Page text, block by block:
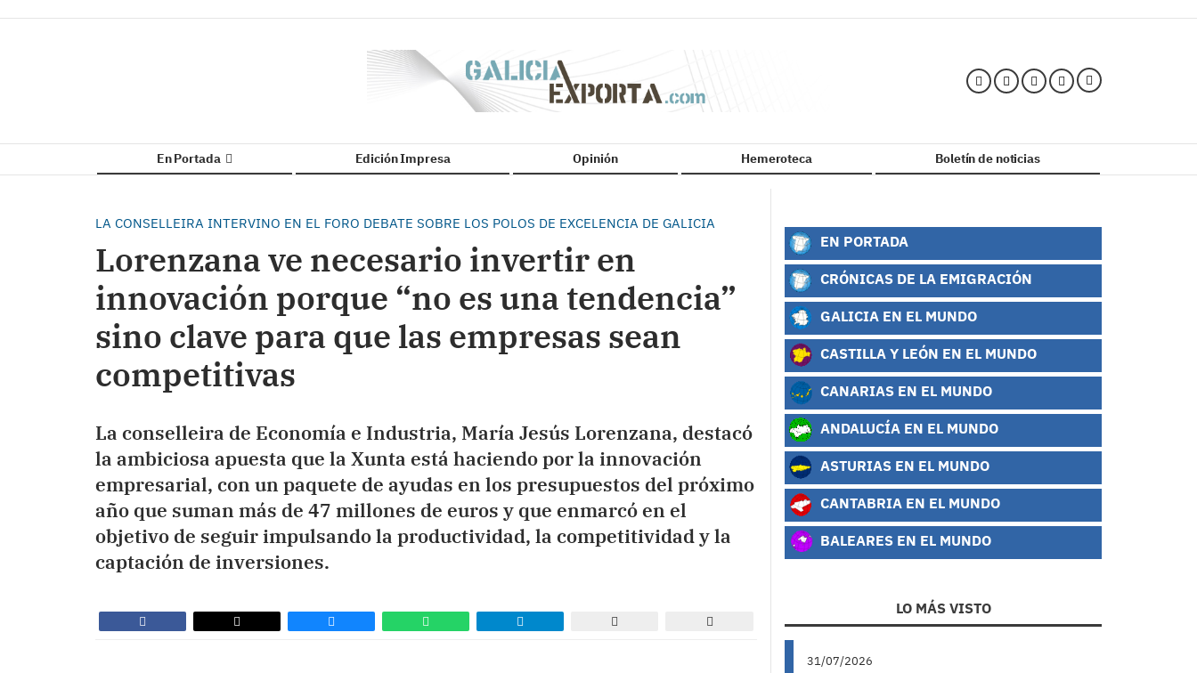
En Portada Edición Impresa Opinión Hemeroteca Boletín de noticias
LA CONSELLEIRA INTERVINO EN EL FORO DEBATE SOBRE LOS POLOS DE EXCELENCIA DE GALICIA
Lorenzana ve necesario invertir en
innovación porque “no es una tendencia”
sino clave para que las empresas sean
competitivas
La conselleira de Economía e Industria, María Jesús Lorenzana, destacó
la ambiciosa apuesta que la Xunta está haciendo por la innovación
empresarial, con un paquete de ayudas en los presupuestos del próximo
año que suman más de 47 millones de euros y que enmarcó en el
objetivo de seguir impulsando la productividad, la competitividad y la
captación de inversiones.
EN PORTADA
CRÓNICAS DE LA EMIGRACIÓN
GALICIA EN EL MUNDO
CASTILLA Y LEÓN EN EL MUNDO
CANARIAS EN EL MUNDO
ANDALUCÍA EN EL MUNDO
ASTURIAS EN EL MUNDO
CANTABRIA EN EL MUNDO
BALEARES EN EL MUNDO
LO MÁS VISTO
31/07/2026